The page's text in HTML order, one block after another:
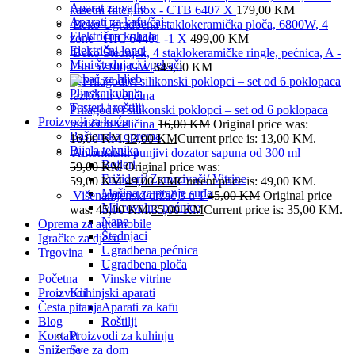
Aparat za vafle
Aparati za kafu/čaj
Električna kuhala
Električni lonci
Mini štednjaci i pekači
Pekač za hljeb
Plinska kuhala
Tosteri i roštilji
Proizvodi za kuću
Baštenska oprema
Bijela tehnika
Bojleri
Frižideri/ Zamrzivači/ Vitrine
Mašina za pranje suđa
Mikrovalne pećnice
Nape
Štednjaci
Ugradbena pećnica
Ugradbena ploča
Vinske vitrine
Kuhinjski aparati
Aparati za kafu
Roštilji
Proizvodi za kuhinju
Sve za dom
kasetni filter,Inox - CTB 6407 X 179,00 KM
Beko Ugradbena staklokeramička ploča, 6800W, 4
zone - HIC 64401 -1 X 499,00 KM
Beko Štednjak, 4 staklokeramičke ringle, pećnica, A -
FSS 57100 GW645,00 KM
Prilagodivi silikonski poklopci – set od 6 poklopaca
različitih veličina 16,00KM Original price was:
16,00 KM.13,00KMCurrent price is: 13,00 KM.
Automatski punjivi dozator sapuna od 300 ml
59,00KM Original price was:
59,00 KM.49,00KMCurrent price is: 49,00 KM.
Višenamjenski držač 3 u 145,00KM Original price
was: 45,00 KM.35,00KMCurrent price is: 35,00 KM.
Oprema za automobile
Igračke za djecu
Trgovina
Početna
Proizvodi
Česta pitanja
Blog
Kontakt
Sniženje